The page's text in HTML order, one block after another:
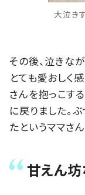
大泣き
その後、泣きな
とても愛おしく
さんを抱っこす
に戻りました。
たというママさん
甘えん